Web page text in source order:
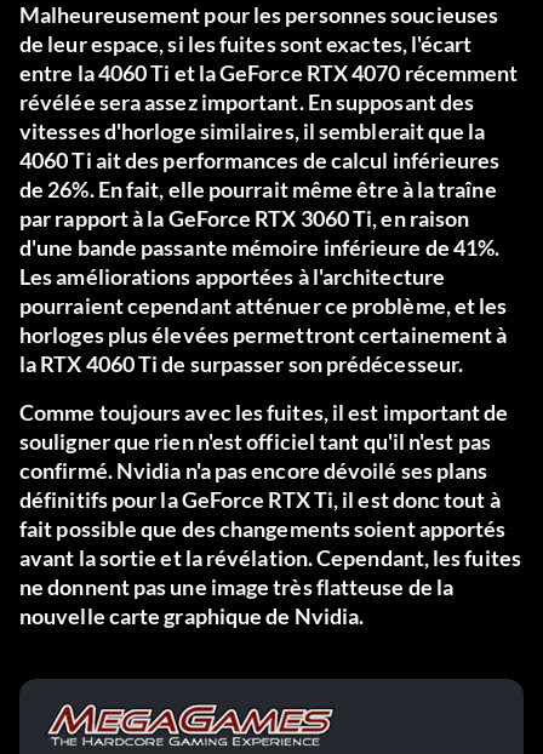
Malheureusement pour les personnes soucieuses
de leur espace, si les fuites sont exactes, l'écart
entre la 4060 Ti et la GeForce RTX 4070 récemment
révélée sera assez important. En supposant des
vitesses d'horloge similaires, il semblerait que la
4060 Ti ait des performances de calcul inférieures
de 26%. En fait, elle pourrait même être à la traîne
par rapport à la GeForce RTX 3060 Ti, en raison
d'une bande passante mémoire inférieure de 41%.
Les améliorations apportées à l'architecture
pourraient cependant atténuer ce problème, et les
horloges plus élevées permettront certainement à
la RTX 4060 Ti de surpasser son prédécesseur.
Comme toujours avec les fuites, il est important de
souligner que rien n'est officiel tant qu'il n'est pas
confirmé. Nvidia n'a pas encore dévoilé ses plans
définitifs pour la GeForce RTX Ti, il est donc tout à
fait possible que des changements soient apportés
avant la sortie et la révélation. Cependant, les fuites
ne donnent pas une image très flatteuse de la
nouvelle carte graphique de Nvidia.